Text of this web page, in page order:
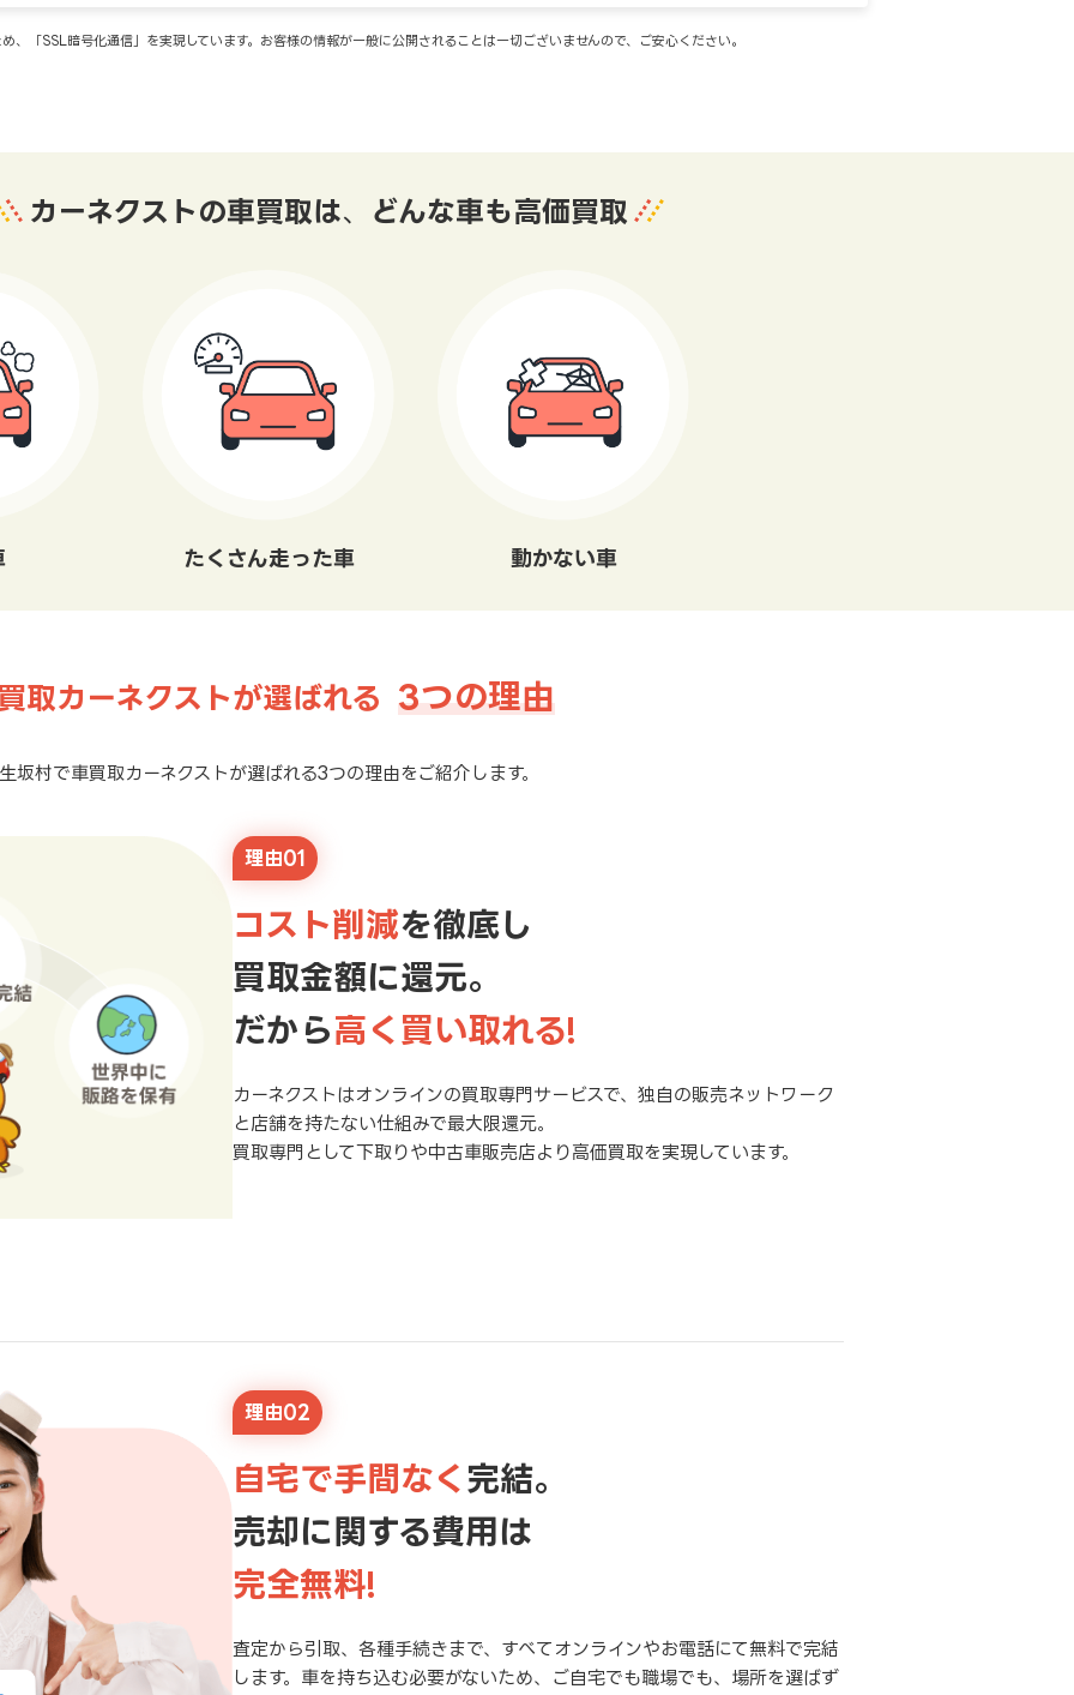
、「SSL暗号化通信」を実現しています。お客様の情報が一般に公開されることは一切ございませんので、ご安心ください。
カーネクストの車買取は、 どんな車も高価買取
たくさん走った車 動かない車
取カーネクストが選ばれる 3つの理由
坂村で車買取カーネクストが選ばれる3つの理由をご紹介します。
理由01
コスト削減を徹底し
買取金額に還元。
だから高く買い取れる!
カーネクストはオンラインの買取専門サービスで、独自の販売ネットワーク
と店舗を持たない仕組みで最大限還元。
買取専門として下取りや中古車販売店より高価買取を実現しています。
理由02
自宅で手間なく 完結。
売却に関する費用は
完全無料!
査定から引取、各種手続きまで、すべてオンラインやお電話にて無料で完結
します。車を持ち込む必要がないため、ご自宅でも職場でも、場所を選ばず